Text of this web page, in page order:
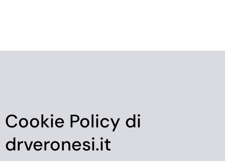
Cookie Policy di
drveronesi.it